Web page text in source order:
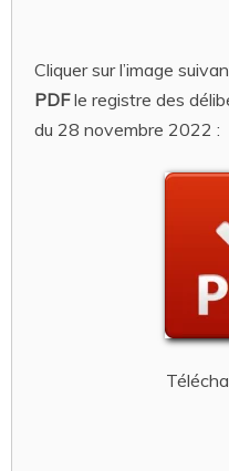
Cliquer sur l’image
PDFle registre des
du 28 novembre 2022 :